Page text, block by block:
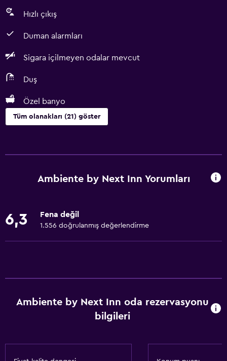
Hızlı çıkış
Duman alarmları
Sigara içilmeyen odalar mevcut
Duş
Özel banyo
Tüm olanakları (21) göster
Ücretsiz WiFi
Yatak Örtüsü
Tuvalet
Ambiente by Next Inn Yorumları
6,3 Fena değil
1.556 doğrulanmış değerlendirme
Ambiente by Next Inn oda rezervasyonu
bilgileri